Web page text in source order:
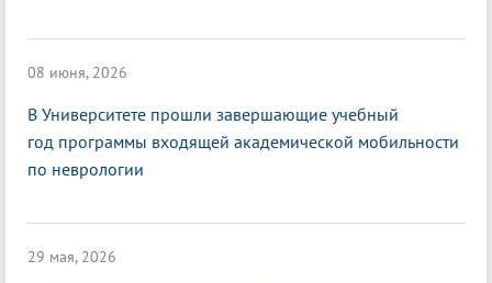
08 июня, 2026
В Университете прошли завершающие учебный
год программы входящей академической мобильности
по неврологии
29 мая, 2026